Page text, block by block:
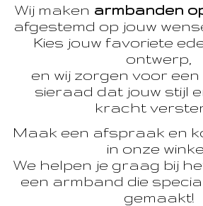
Wij maken armbanden
afgestemd op jouw
Kies jouw favoriete
ontwerp,
en wij zorgen voor
sieraad dat jouw stijl
kracht
Maak een afspraak en
in onze
We helpen je graag bij
een armband die
gemaakt!